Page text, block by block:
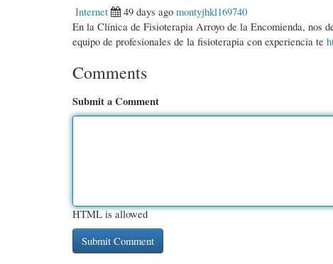
Internet
49 days ago montyjhkl169740
En la Clínica de Fisioterapia Arroyo de la Encomienda, nos
equipo de profesionales de la fisioterapia con experiencia te
Comments
Submit a Comment
HTML is allowed